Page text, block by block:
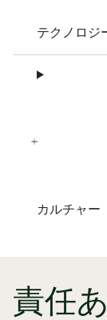
テクノロジ
カルチャー
責任